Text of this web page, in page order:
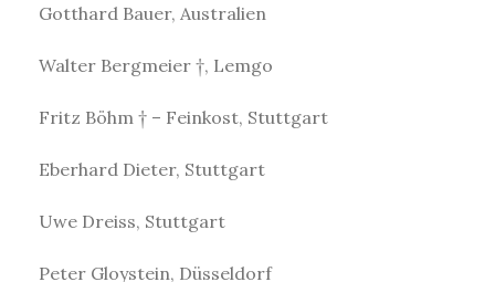
Gotthard Bauer, Australien
Walter Bergmeier †, Lemgo
Fritz Böhm † – Feinkost, Stuttgart
Eberhard Dieter, Stuttgart
Uwe Dreiss, Stuttgart
Peter Gloystein, Düsseldorf